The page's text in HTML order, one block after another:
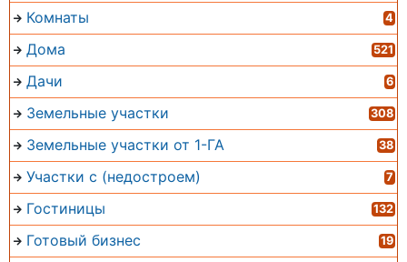
Комнаты 4
Дома 521
Дачи 6
Земельные участки 308
Земельные участки от 1-ГА 38
Участки с (недостроем) 7
Гостиницы 132
Готовый бизнес 19